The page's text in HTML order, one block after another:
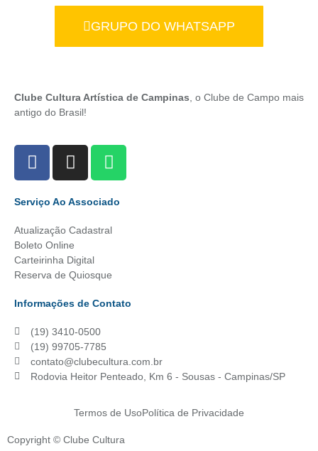
GRUPO DO WHATSAPP
Clube Cultura Artística de Campinas, o Clube de Campo mais
antigo do Brasil!
Serviço Ao Associado
Atualização Cadastral
Boleto Online
Carteirinha Digital
Reserva de Quiosque
Informações de Contato
(19) 3410-0500
(19) 99705-7785
contato@clubecultura.com.br
Rodovia Heitor Penteado, Km 6 - Sousas - Campinas/SP
Termos de UsoPolítica de Privacidade
Copyright © Clube Cultura